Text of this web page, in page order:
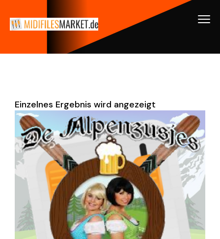
Einzelnes Ergebnis wird angezeigt